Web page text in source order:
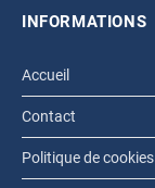
INFORMATIONS
Accueil
Contact
Politique de cookies